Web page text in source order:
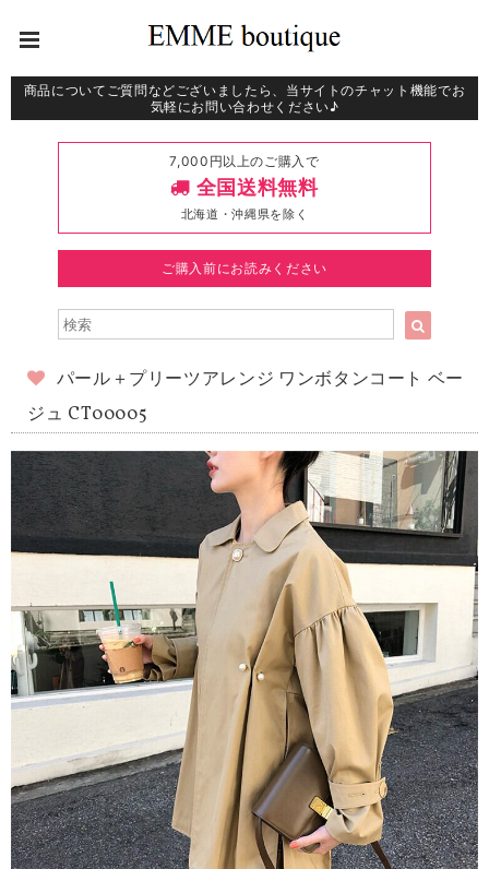
商品についてご質問などございましたら、当サイトのチャット機能でお
気軽にお問い合わせください♪
7,000円以上のご購入で
全国送料無料
北海道・沖縄県を除く
ご購入前にお読みください
パール＋プリーツアレンジ ワンボタンコート ベー
ジュ CT00005